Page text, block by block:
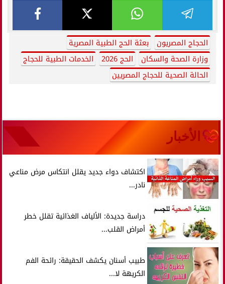
الحجاج المصريون
بعثة الحج الطبية المصرية
وزارة الصحة والسكان
الحج 2026
الخدمات الطبية للحجاج
الحالة الصحية للحجاج المصريين
الأخبار
اكتشاف دواء جديد يقلل انتكاس مرض مناعي
نادر...
دراسة جديدة: الألياف الغذائية تقلل خطر
أمراض القلب...
طبيب أسنان يكشف الحقيقة: رائحة الفم
الكريهة لا...